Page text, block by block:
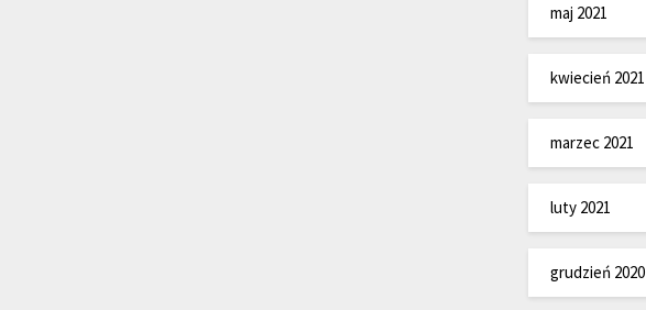
maj 2021
kwiecień 2021
marzec 2021
luty 2021
grudzień 2020